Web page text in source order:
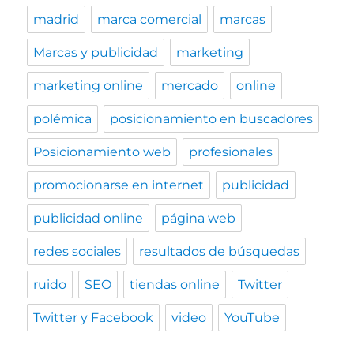
madrid marca comercial marcas
Marcas y publicidad marketing
marketing online mercado online
polémica posicionamiento en buscadores
Posicionamiento web profesionales
promocionarse en internet publicidad
publicidad online página web
redes sociales resultados de búsquedas
ruido SEO tiendas online Twitter
Twitter y Facebook video YouTube